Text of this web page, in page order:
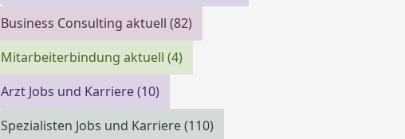
Business Consulting aktuell (82)
Mitarbeiterbindung aktuell (4)
Arzt Jobs und Karriere(10)
Spezialisten Jobs und Karriere(110)